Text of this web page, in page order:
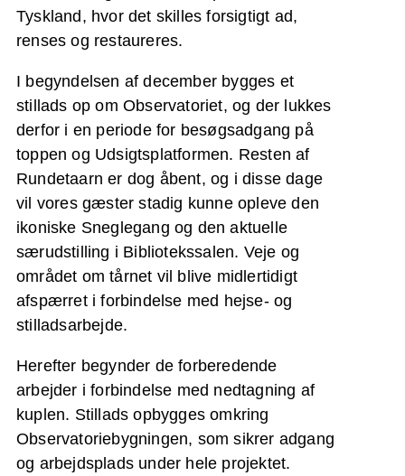
Tyskland, hvor det skilles forsigtigt ad,
renses og restaureres.
I begyndelsen af december bygges et
stillads op om Observatoriet, og der lukkes
derfor i en periode for besøgsadgang på
toppen og Udsigtsplatformen. Resten af
Rundetaarn er dog åbent, og i disse dage
vil vores gæster stadig kunne opleve den
ikoniske Sneglegang og den aktuelle
særudstilling i Bibliotekssalen. Veje og
området om tårnet vil blive midlertidigt
afspærret i forbindelse med hejse- og
stilladsarbejde.
Herefter begynder de forberedende
arbejder i forbindelse med nedtagning af
kuplen. Stillads opbygges omkring
Observatoriebygningen, som sikrer adgang
og arbejdsplads under hele projektet.